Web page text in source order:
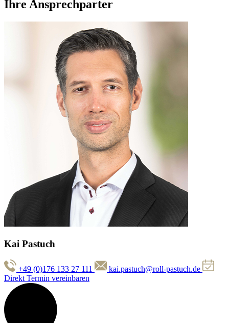
Ihre Ansprechparter
Kai Pastuch
+49 (0)176 133 27 111
kai.pastuch@roll-pastuch.de
Direkt Termin vereinbaren